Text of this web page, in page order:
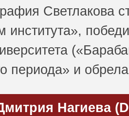
Светлакова
института»,
периода» и
Нагиева